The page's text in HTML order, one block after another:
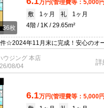
36枚
万円(管理費等：5,000
敷
1ヶ月 礼
1ヶ月
4階
1K 29.65m²
☆2024年11月末に完成！安心のオ
き♪嬉しい設備充実！
ウジング 本店
08/04
詳
6.1万円(管理費等：5,000